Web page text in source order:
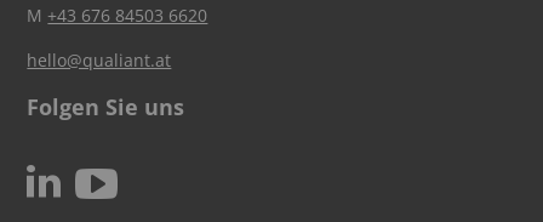
M+43 676 84503 6620
hello@qualiant.at
Folgen Sie uns
N c